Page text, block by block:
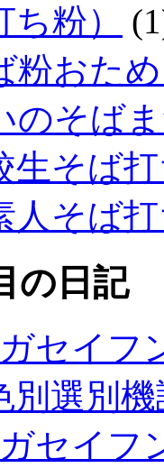
粉）
粉おた
のそば
生そば
人そば
の日記
セイフ
別選別
セイフ